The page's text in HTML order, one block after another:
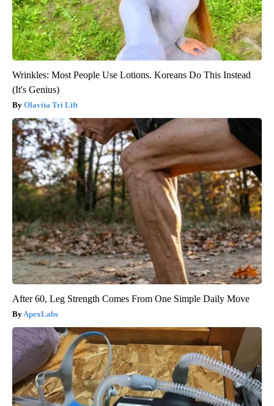
Wrinkles: Most People Use Lotions. Koreans Do This Instead
(It's Genius)
Olavita Tri Lift
After 60, Leg Strength Comes From One Simple Daily Move
ApexLabs